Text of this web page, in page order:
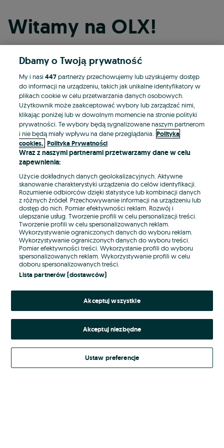
Witamy na OLX!
Kontynuuj przez Facebooka
Kontynuuj przez konto Apple
Kontynuuj przez konto Google
LUB
E-mail
Hasło
Nie pamiętasz hasła?
Zaloguj się
Kontynuując za pośrednictwem jednego z dostawców wskazanych powyżej,
Regulamin serwisuOLX.pl w jego aktualnym brzmieniu.
Dbamy o Twoją prywatność
My i nasi447partnerzy przechowujemy lub uzyskujemy dostęp
do informacji na urządzeniu, takich jak unikalne identyfikatory w
plikach cookie w celu przetwarzania danych osobowych.
Użytkownik może zaakceptować wybory lub zarządzać nimi,
klikając poniżej lub w dowolnym momencie na stronie polityki
prywatności. Te wybory będą sygnalizowane naszym partnerom
i nie będą miały wpływu na dane przeglądania. Polityka
cookies, Polityka Prywatności
Wraz z naszymi partnerami przetwarzamy dane w celu
zapewnienia:
Użycie dokładnych danych geolokalizacyjnych. Aktywne
skanowanie charakterystyki urządzenia do celów identyfikacji.
Rozumienie odbiorców dzięki statystyce lub kombinacji danych
z różnych źródeł. Przechowywanie informacji na urządzeniu lub
dostęp do nich. Pomiar efektywności reklam. Rozwój i
ulepszanie usług. Tworzenie profili w celu personalizacji treści.
Tworzenie profili w celu spersonalizowanych reklam.
Wykorzystywanie ograniczonych danych do wyboru reklam.
Wykorzystywanie ograniczonych danych do wyboru treści.
Pomiar efektywności treści. Wykorzystanie profili do wyboru
spersonalizowanych reklam. Wykorzystywanie profili w celu
doboru spersonalizowanych treści.
Lista partnerów (dostawców)
Akceptuj wszystkie
Akceptuj niezbędne
Ustaw preferencje